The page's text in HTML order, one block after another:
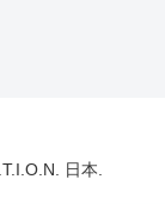
日本.